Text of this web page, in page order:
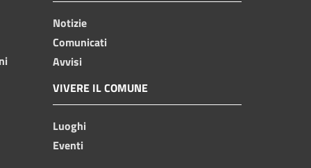
Notizie
Comunicati
Avvisi
VIVERE IL COMUNE
Luoghi
Eventi